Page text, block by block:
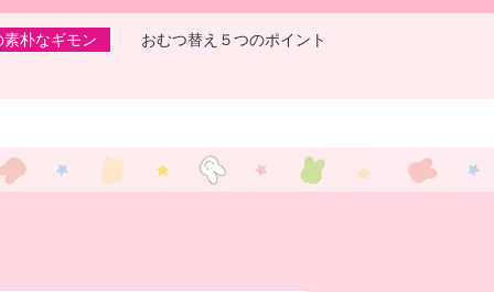
朴なギモン おむつ替え５つのポイント